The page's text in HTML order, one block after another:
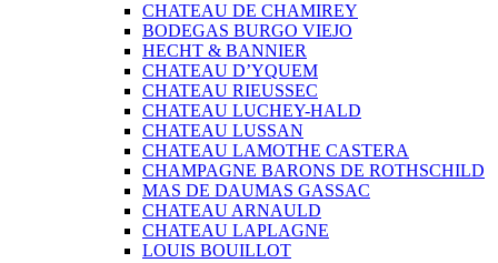
CHATEAU DE CHAMIREY
BODEGAS BURGO VIEJO
HECHT & BANNIER
CHATEAU D’YQUEM
CHATEAU RIEUSSEC
CHATEAU LUCHEY-HALD
CHATEAU LUSSAN
CHATEAU LAMOTHE CASTERA
CHAMPAGNE BARONS DE ROTHSCHILD
MAS DE DAUMAS GASSAC
CHATEAU ARNAULD
CHATEAU LAPLAGNE
LOUIS BOUILLOT